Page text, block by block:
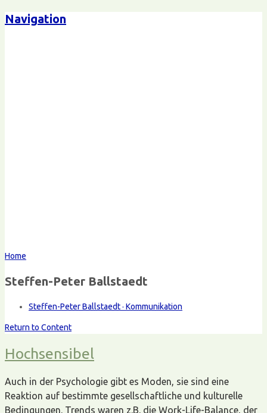
Navigation
Home
Steffen-Peter Ballstaedt
Steffen-Peter Ballstaedt · Kommunikation
Return to Content
Hochsensibel
Auch in der Psychologie gibt es Moden, sie sind eine
Reaktion auf bestimmte gesellschaftliche und kulturelle
Bedingungen. Trends waren z.B. die Work-Life-Balance, der